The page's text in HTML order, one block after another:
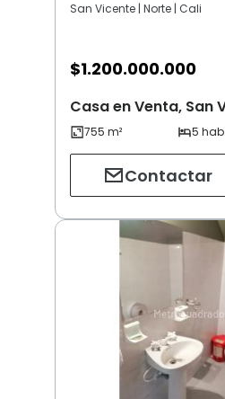
San Vicente | Norte | Cali
$1.200.000.000
Casa en Venta, San
Contactar